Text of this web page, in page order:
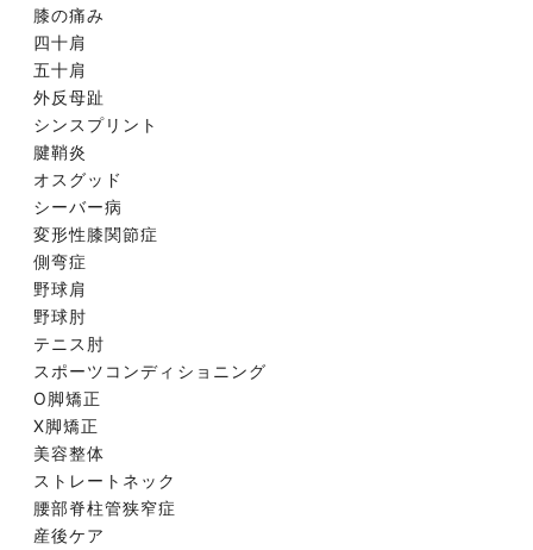
膝の痛み
四十肩
五十肩
外反母趾
シンスプリント
腱鞘炎
オスグッド
シーバー病
変形性膝関節症
側弯症
野球肩
野球肘
テニス肘
スポーツコンディショニング
O脚矯正
X脚矯正
美容整体
ストレートネック
腰部脊柱管狭窄症
産後ケア